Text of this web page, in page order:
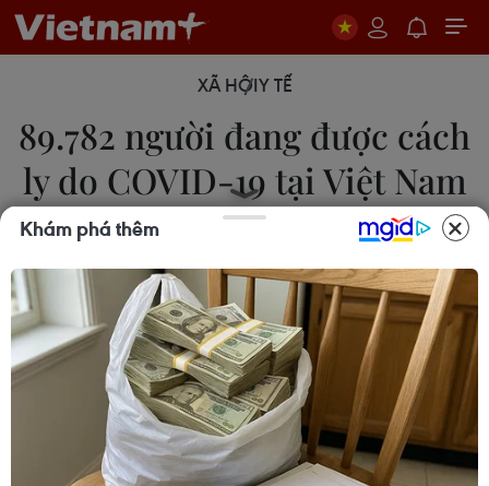
XÃ HỘIY TẾ
89.782 người đang được cách
ly do COVID-19 tại Việt Nam
Theo thông tin từ tiểu Ban điều trị - Ban Chỉ đạo
Quốc gia phòng, chống dịch COVID-19, tổng số
người tiếp xúc gần và nhập cảnh từ vùng dịch
đang được theo dõi sức khỏe (cách ly) hiện là
89.782 người.
Khám phá thêm